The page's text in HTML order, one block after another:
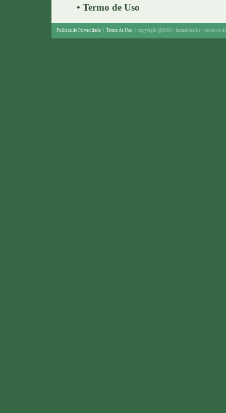
• Termo de Uso
Política de Privacidade Termo de Uso copyright @2006 - farmabrasilis - todos os